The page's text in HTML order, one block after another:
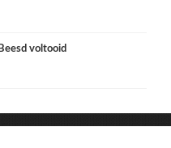
voltooid